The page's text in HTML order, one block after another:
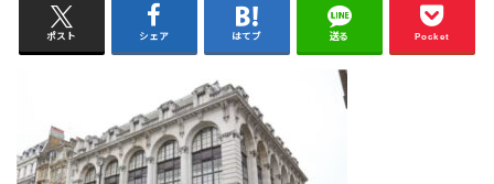
ポスト シェア はてブ 送る Pocket